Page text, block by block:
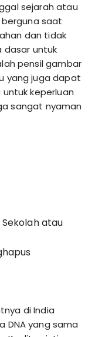
sejarah atau
berguna saat
dan tidak
dasar untuk
pensil gambar
yang juga dapat
keperluan
sangat nyaman
atau
di India
DNA yang sama